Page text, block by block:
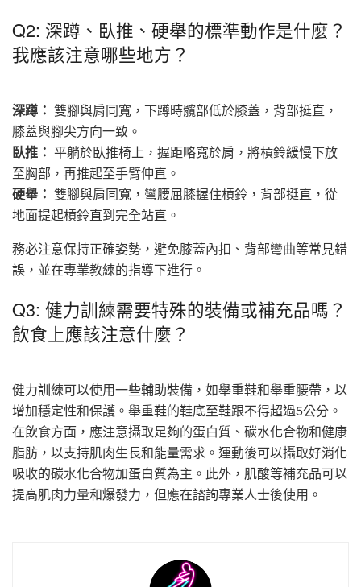
Q2: 深蹲、臥推、硬舉的標準動作是什麼？
我應該注意哪些地方？
深蹲： 雙腳與肩同寬，下蹲時髖部低於膝蓋，背部挺直，
膝蓋與腳尖方向一致。
臥推： 平躺於臥推椅上，握距略寬於肩，將槓鈴緩慢下放
至胸部，再推起至手臂伸直。
硬舉： 雙腳與肩同寬，彎腰屈膝握住槓鈴，背部挺直，從
地面提起槓鈴直到完全站直。
務必注意保持正確姿勢，避免膝蓋內扣、背部彎曲等常見錯
誤，並在專業教練的指導下進行。
Q3: 健力訓練需要特殊的裝備或補充品嗎？
飲食上應該注意什麼？
健力訓練可以使用一些輔助裝備，如舉重鞋和舉重腰帶，以
增加穩定性和保護。舉重鞋的鞋底至鞋跟不得超過5公分。
在飲食方面，應注意攝取足夠的蛋白質、碳水化合物和健康
脂肪，以支持肌肉生長和能量需求。運動後可以攝取好消化
吸收的碳水化合物加蛋白質為主。此外，肌酸等補充品可以
提高肌肉力量和爆發力，但應在諮詢專業人士後使用。